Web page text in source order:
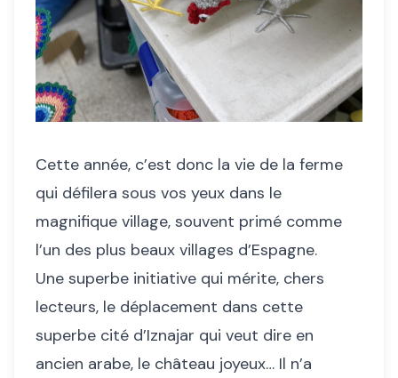
Cette année, c’est donc la vie de la ferme
qui défilera sous vos yeux dans le
magnifique village, souvent primé comme
l’un des plus beaux villages d’Espagne.
Une superbe initiative qui mérite, chers
lecteurs, le déplacement dans cette
superbe cité d’Iznajar qui veut dire en
ancien arabe, le château joyeux… Il n’a